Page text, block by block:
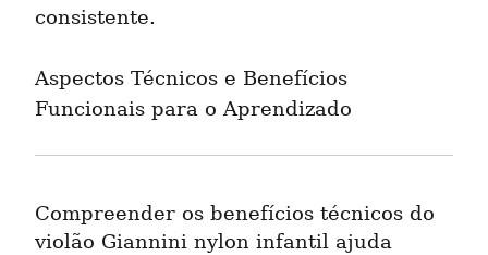
consistente.
Aspectos Técnicos e Benefícios
Funcionais para o Aprendizado
Compreender os benefícios técnicos do
violão Giannini nylon infantil ajuda